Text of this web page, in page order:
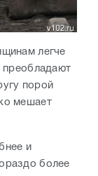
легче
преобладают
порой
мешает
и
более